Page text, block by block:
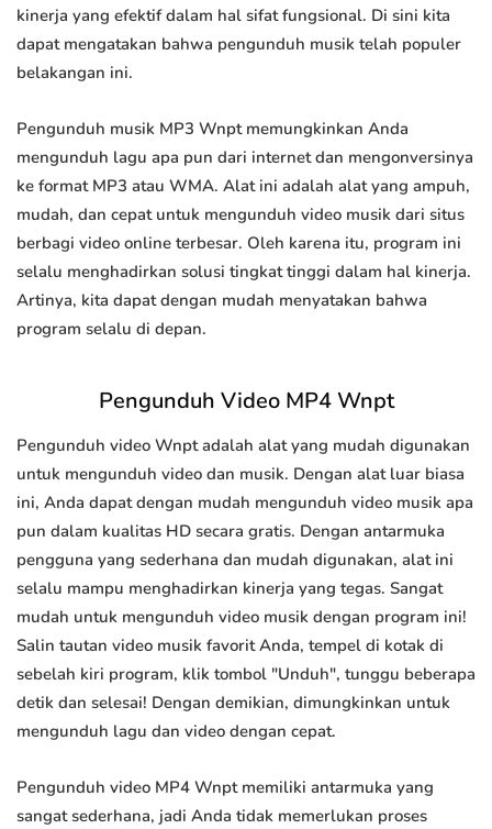
kinerja yang efektif dalam hal sifat fungsional. Di sini kita
dapat mengatakan bahwa pengunduh musik telah populer
belakangan ini.
Pengunduh musik MP3 Wnpt memungkinkan Anda
mengunduh lagu apa pun dari internet dan mengonversinya
ke format MP3 atau WMA. Alat ini adalah alat yang ampuh,
mudah, dan cepat untuk mengunduh video musik dari situs
berbagi video online terbesar. Oleh karena itu, program ini
selalu menghadirkan solusi tingkat tinggi dalam hal kinerja.
Artinya, kita dapat dengan mudah menyatakan bahwa
program selalu di depan.
Pengunduh Video MP4 Wnpt
Pengunduh video Wnpt adalah alat yang mudah digunakan
untuk mengunduh video dan musik. Dengan alat luar biasa
ini, Anda dapat dengan mudah mengunduh video musik apa
pun dalam kualitas HD secara gratis. Dengan antarmuka
pengguna yang sederhana dan mudah digunakan, alat ini
selalu mampu menghadirkan kinerja yang tegas. Sangat
mudah untuk mengunduh video musik dengan program ini!
Salin tautan video musik favorit Anda, tempel di kotak di
sebelah kiri program, klik tombol "Unduh", tunggu beberapa
detik dan selesai! Dengan demikian, dimungkinkan untuk
mengunduh lagu dan video dengan cepat.
Pengunduh video MP4 Wnpt memiliki antarmuka yang
sangat sederhana, jadi Anda tidak memerlukan proses